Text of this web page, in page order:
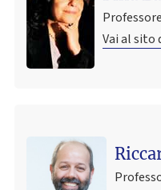
Vai al sito